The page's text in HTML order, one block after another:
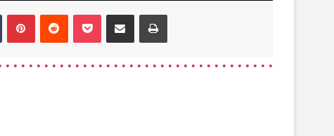
TumblrPinterestRedditPocketShare via Email Print